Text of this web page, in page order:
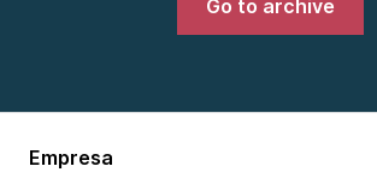
Go to archive
Empresa